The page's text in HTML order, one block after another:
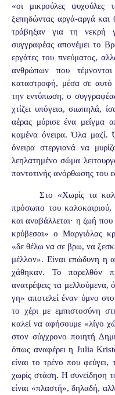
«οι μικρούλες ψυχούλες
ξεπηδώντας αργά-αργά και
τράβηξαν για τη
συγγραφέας απονέμει το
εργάτες του πνεύματος,
ανθρώπων που
καταστροφή, μέσα σε αυτό
την εντύπωση, ο
χτίζει υπόγεια, σιωπηλά,
αέρας μύρισε ένα μείγμα
καμένα όνειρα. Όλα μαζί.
όνειρα στεργιανά να
λεηλατημένο σώμα
παντοτινής ανόρθωσης του
Στο «Χωρίς τα
πρόσωπο του
και αναβάλλεται· η ζωή
κρύβεσαι» ο Μαργιόλας
«δε θέλω να σε βρω, να
μέλλον». Είναι επώδυνη η
χάθηκαν. Το παρελθόν
ανατρέψεις τα μελλούμενα,
γη» αποτελεί έναν ύμνο
το χέρι με εμπιστοσύνη
καλεί να αφήσουμε «λίγο
στον σύγχρονο ποιητή
όπως αναφέρει η Julia
είναι το τρένο που
χωρίς στάση. H συνείδηση
είναι «πλαστή», δηλαδή,